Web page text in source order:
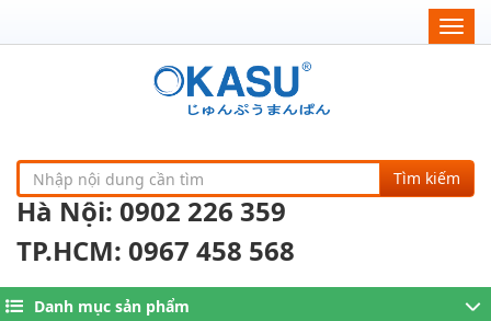
Tìm kiếm
Hà Nội: 0902 226 359
TP.HCM: 0967 458 568
Danh mục sản phẩm